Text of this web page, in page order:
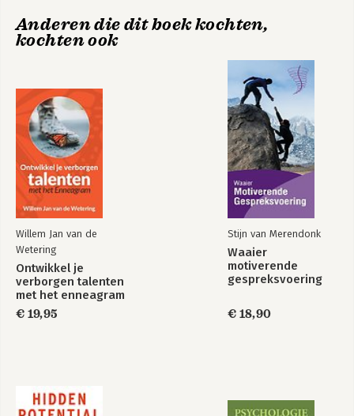
-Twee delen
-Aandachtoriëntatie
Tot slot
Bronvermelding
Literatuurlijst
Met dank aan
Anderen die dit boek kochten,
kochten ook
Willem Jan van de
Wetering
Ontwikkel je
verborgen talenten
met het enneagram
€ 19,95
Stijn van Merendonk
Waaier
motiverende
gespreksvoering
€ 18,90